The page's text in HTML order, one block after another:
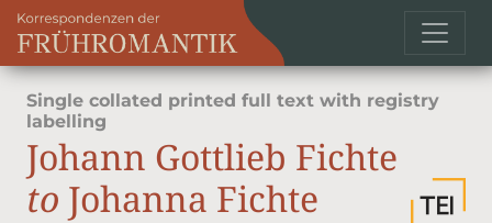
Single collated printed full text with registry
labelling
Johann Gottlieb Fichte
to Johanna Fichte